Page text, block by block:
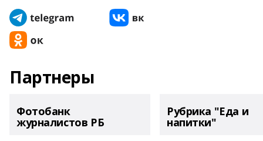
Партнеры
Фотобанк
журналистов РБ
Рубрика "Еда и
напитки"